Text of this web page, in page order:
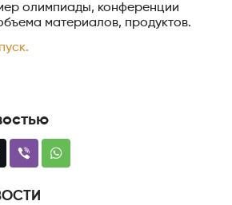
олимпиады, конференции
материалов, продуктов.